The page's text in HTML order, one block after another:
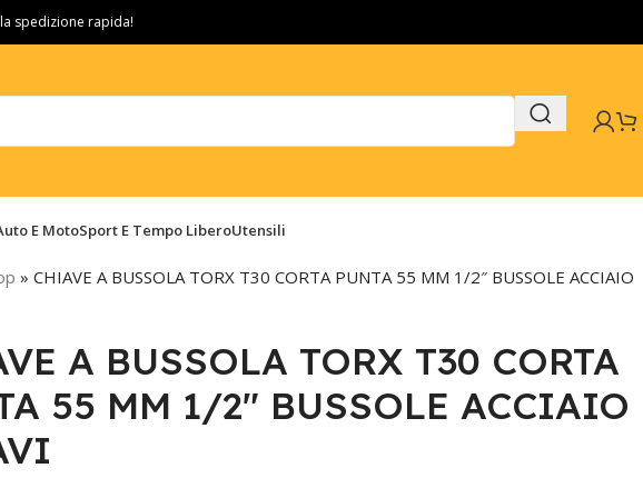
spedizione rapida!
E MotoSport E Tempo LiberoUtensili
» CHIAVE A BUSSOLA TORX T30 CORTA PUNTA 55 MM 1/2″ BUSSOLE ACCIAIO
A BUSSOLA TORX T30 CORTA
55 MM 1/2″ BUSSOLE ACCIAIO